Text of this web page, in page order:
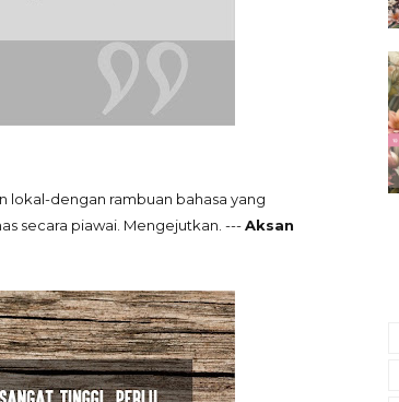
lokal-dengan rambuan bahasa yang
secara piawai. Mengejutkan. ---Aksan